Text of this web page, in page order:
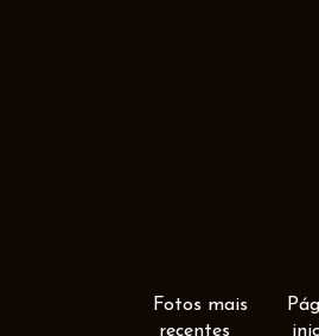
Fotos mais
recentes